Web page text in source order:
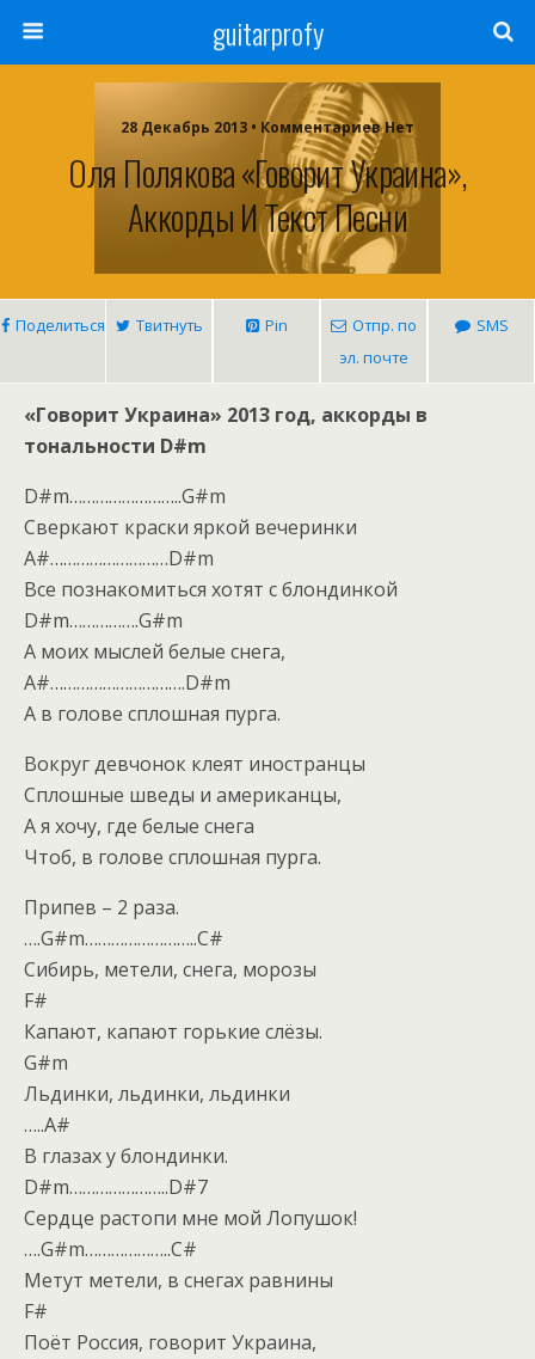
guitarprofy
28 Декабрь 2013 • Комментариев Нет
Оля Полякова «Говорит Украина»,
Аккорды И Текст Песни
Поделиться Твитнуть Pin
Отпр. по
эл. почте
SMS
«Говорит Украина» 2013 год, аккорды в
тональности D#m
D#m……………………..G#m
Сверкают краски яркой вечеринки
A#………………………D#m
Все познакомиться хотят с блондинкой
D#m…………….G#m
А моих мыслей белые снега,
A#………………………….D#m
А в голове сплошная пурга.
Вокруг девчонок клеят иностранцы
Сплошные шведы и американцы,
А я хочу, где белые снега
Чтоб, в голове сплошная пурга.
Припев – 2 раза.
….G#m……………………..C#
Сибирь, метели, снега, морозы
F#
Капают, капают горькие слёзы.
G#m
Льдинки, льдинки, льдинки
…..A#
В глазах у блондинки.
D#m…………………..D#7
Сердце растопи мне мой Лопушок!
….G#m………………..C#
Метут метели, в снегах равнины
F#
Поёт Россия, говорит Украина,